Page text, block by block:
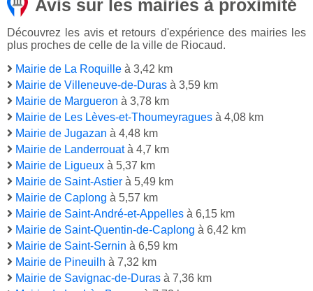
Avis sur les mairies à proximité
Découvrez les avis et retours d'expérience des mairies les
plus proches de celle de la ville de Riocaud.
Mairie de La Roquille à 3,42 km
Mairie de Villeneuve-de-Duras à 3,59 km
Mairie de Margueron à 3,78 km
Mairie de Les Lèves-et-Thoumeyragues à 4,08 km
Mairie de Jugazan à 4,48 km
Mairie de Landerrouatà 4,7 km
Mairie de Ligueux à 5,37 km
Mairie de Saint-Astier à 5,49 km
Mairie de Caplong à 5,57 km
Mairie de Saint-André-et-Appelles à 6,15 km
Mairie de Saint-Quentin-de-Caplong à 6,42 km
Mairie de Saint-Sernin à 6,59 km
Mairie de Pineuilh à 7,32 km
Mairie de Savignac-de-Duras à 7,36 km